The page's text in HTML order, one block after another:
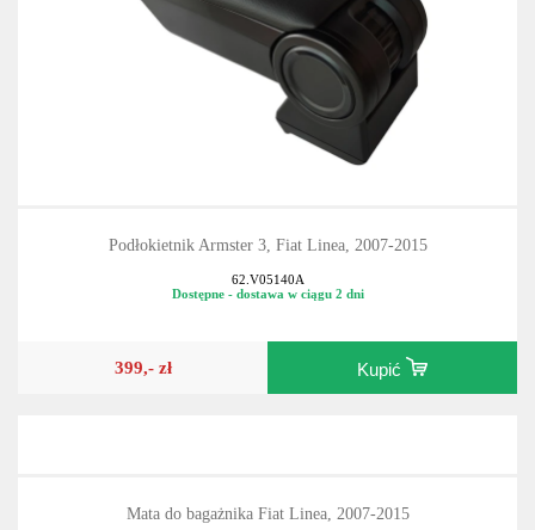
Podłokietnik Armster 3, Fiat Linea, 2007-2015
62.V05140A
Dostępne - dostawa w ciągu 2 dni
399,- zł Kupić
Mata do bagażnika Fiat Linea, 2007-2015